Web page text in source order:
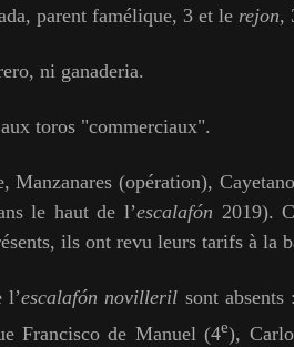
parent famélique, 3 et le rejon,
ni ganaderia.
toros "commerciaux".
Manzanares (opération),
le haut de l’escalafón 2019).
ils ont revu leurs tarifs à la
l’escalafón novilleril sont
Francisco de Manuel (4e),